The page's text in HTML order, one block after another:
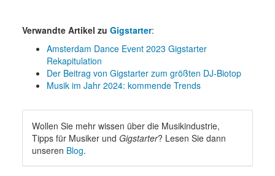
Verwandte Artikel zu Gigstarter:
Amsterdam Dance Event 2023 Gigstarter
Rekapitulation
Der Beitrag von Gigstarter zum größten DJ-Biotop
Musik im Jahr 2024: kommende Trends
Wollen Sie mehr wissen über die Musikindustrie,
Tipps für Musiker und Gigstarter? Lesen Sie dann
unseren Blog.